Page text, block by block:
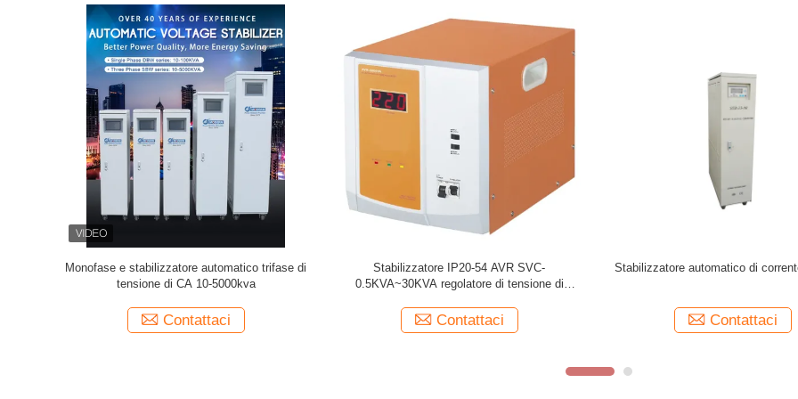
L'ELETTRICITÀ STATICA/non contatta lo
stabilizzatore 180KVA 380V intelligente di
Contattaci
L'ELETTRICITÀ STATICA/non contatta lo
stabilizzatore 120KVA 380V intelligente di
Contattaci
Stabilizzatore laminato a freddo
Contattaci